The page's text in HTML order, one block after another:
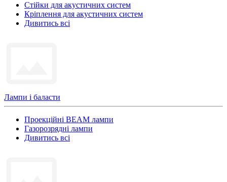
Стійки для акустичних систем
Кріплення для акустичних систем
Дивитись всі
Лампи і баласти
Проекційні BEAM лампи
Газорозрядні лампи
Дивитись всі